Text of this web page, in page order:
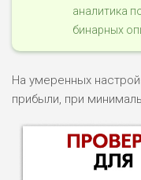
аналитика
бинарных
На умеренных
прибыли, при